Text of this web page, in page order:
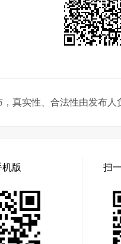
真实性、合法性由发布人
版 扫